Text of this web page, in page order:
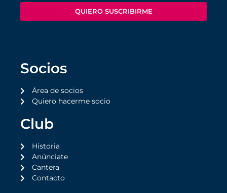
QUIERO SUSCRIBIRME
Socios
Área de socios
Quiero hacerme socio
Club
Historia
Anúnciate
Cantera
Contacto